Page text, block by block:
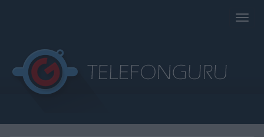
Toggle